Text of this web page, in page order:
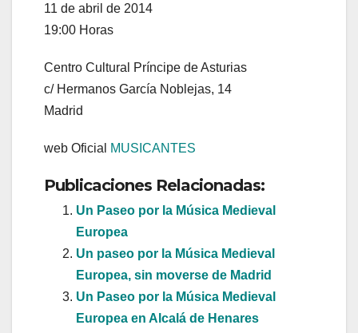
11 de abril de 2014
19:00 Horas
Centro Cultural Príncipe de Asturias
c/ Hermanos García Noblejas, 14
Madrid
web Oficial MUSICANTES
Publicaciones Relacionadas:
Un Paseo por la Música Medieval
Europea
Un paseo por la Música Medieval
Europea, sin moverse de Madrid
Un Paseo por la Música Medieval
Europea en Alcalá de Henares